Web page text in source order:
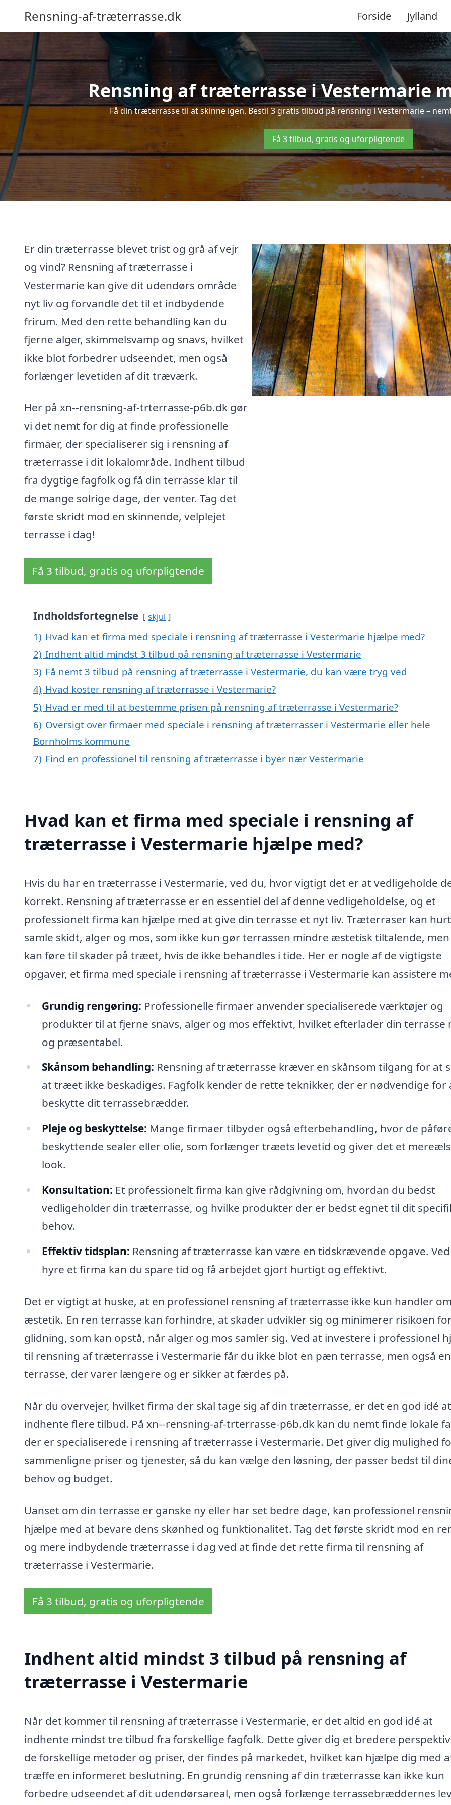
Rensning-af-træterrasse.dk Forside Jylland
Rensning af træterrasse i Vestermarie
Få din træterrasse til at skinne igen. Bestil 3 gratis tilbud på rensning i Vestermarie –
Få 3 tilbud, gratis og uforpligtende
Er din træterrasse blevet trist og grå af vejr
og vind? Rensning af træterrasse i
Vestermarie kan give dit udendørs område
nyt liv og forvandle det til et indbydende
frirum. Med den rette behandling kan du
fjerne alger, skimmelsvamp og snavs, hvilket
ikke blot forbedrer udseendet, men også
forlænger levetiden af dit træværk.
Her på xn--rensning-af-trterrasse-p6b.dk gør
vi det nemt for dig at finde professionelle
firmaer, der specialiserer sig i rensning af
træterrasse i dit lokalområde. Indhent tilbud
fra dygtige fagfolk og få din terrasse klar til
de mange solrige dage, der venter. Tag det
første skridt mod en skinnende, velplejet
terrasse i dag!
Få 3 tilbud, gratis og uforpligtende
Indholdsfortegnelse skjul
1) Hvad kan et firma med speciale i rensning af træterrasse i Vestermarie hjælpe med?
2) Indhent altid mindst 3 tilbud på rensning af træterrasse i Vestermarie
3) Få nemt 3 tilbud på rensning af træterrasse i Vestermarie, du kan være tryg ved
4) Hvad koster rensning af træterrasse i Vestermarie?
5) Hvad er med til at bestemme prisen på rensning af træterrasse i Vestermarie?
6) Oversigt over firmaer med speciale i rensning af træterrasser i Vestermarie eller hele
Bornholms kommune
7) Find en professionel til rensning af træterrasse i byer nær Vestermarie
Hvad kan et firma med speciale i rensning af
træterrasse i Vestermarie hjælpe med?
Hvis du har en træterrasse i Vestermarie, ved du, hvor vigtigt det er at vedligeholde
korrekt. Rensning af træterrasse er en essentiel del af denne vedligeholdelse, og et
professionelt firma kan hjælpe med at give din terrasse et nyt liv. Træterraser kan
samle skidt, alger og mos, som ikke kun gør terrassen mindre æstetisk tiltalende,
kan føre til skader på træet, hvis de ikke behandles i tide. Her er nogle af de vigtigste
opgaver, et firma med speciale i rensning af træterrasse i Vestermarie kan assistere
Grundig rengøring: Professionelle firmaer anvender specialiserede værktøjer og
produkter til at fjerne snavs, alger og mos effektivt, hvilket efterlader din terrasse
og præsentabel.
Skånsom behandling: Rensning af træterrasse kræver en skånsom tilgang for at
at træet ikke beskadiges. Fagfolk kender de rette teknikker, der er nødvendige for
beskytte dit terrassebrædder.
Pleje og beskyttelse: Mange firmaer tilbyder også efterbehandling, hvor de
beskyttende sealer eller olie, som forlænger træets levetid og giver det et
look.
Konsultation: Et professionelt firma kan give rådgivning om, hvordan du bedst
vedligeholder din træterrasse, og hvilke produkter der er bedst egnet til dit
behov.
Effektiv tidsplan: Rensning af træterrasse kan være en tidskrævende opgave.
hyre et firma kan du spare tid og få arbejdet gjort hurtigt og effektivt.
Det er vigtigt at huske, at en professionel rensning af træterrasse ikke kun handler
æstetik. En ren terrasse kan forhindre, at skader udvikler sig og minimerer risikoen
glidning, som kan opstå, når alger og mos samler sig. Ved at investere i professionel
til rensning af træterrasse i Vestermarie får du ikke blot en pæn terrasse, men også en
terrasse, der varer længere og er sikker at færdes på.
Når du overvejer, hvilket firma der skal tage sig af din træterrasse, er det en god idé at
indhente flere tilbud. På xn--rensning-af-trterrasse-p6b.dk kan du nemt finde lokale
der er specialiserede i rensning af træterrasse i Vestermarie. Det giver dig mulighed
sammenligne priser og tjenester, så du kan vælge den løsning, der passer bedst til
behov og budget.
Uanset om din terrasse er ganske ny eller har set bedre dage, kan professionel
hjælpe med at bevare dens skønhed og funktionalitet. Tag det første skridt mod en
og mere indbydende træterrasse i dag ved at finde det rette firma til rensning af
træterrasse i Vestermarie.
Få 3 tilbud, gratis og uforpligtende
Indhent altid mindst 3 tilbud på rensning af
træterrasse i Vestermarie
Når det kommer til rensning af træterrasse i Vestermarie, er det altid en god idé at
indhente mindst tre tilbud fra forskellige fagfolk. Dette giver dig et bredere
de forskellige metoder og priser, der findes på markedet, hvilket kan hjælpe dig med
træffe en informeret beslutning. En grundig rensning af din træterrasse kan ikke kun
forbedre udseendet af dit udendørsareal, men også forlænge terrassebræddernes